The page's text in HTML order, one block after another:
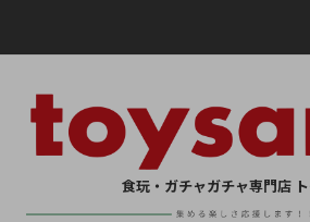
食玩・ガチャガチャ専門店